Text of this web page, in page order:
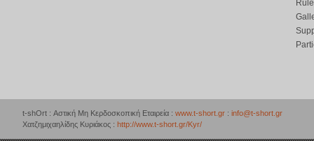
t-shOrt : Αστική Μη Κερδοσκοπική Εταιρεία : www.t-short.gr : info@t-short.gr
Χατζημιχαηλίδης Κυριάκος : http://www.t-short.gr/Kyr/